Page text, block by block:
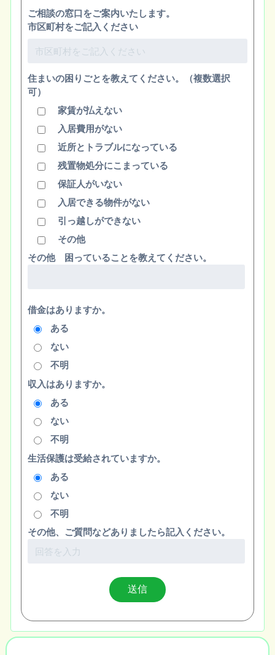
ご相談の窓口をご案内いたします。
市区町村をご記入ください
住まいの困りごとを教えてください。（複数選択
可）
家賃が払えない
入居費用がない
近所とトラブルになっている
残置物処分にこまっている
保証人がいない
入居できる物件がない
引っ越しができない
その他
その他 困っていることを教えてください。
借金はありますか。
ある
ない
不明
収入はありますか。
ある
ない
不明
生活保護は受給されていますか。
ある
ない
不明
その他、ご質問などありましたら記入ください。